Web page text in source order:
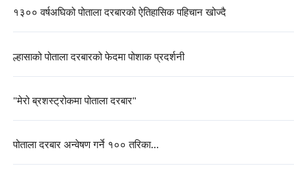
१३०० वर्षअघिको पोताला दरबारको ऐतिहासिक पहिचान खोज्दै
ल्हासाको पोताला दरबारको फेदमा पोशाक प्रदर्शनी
"मेरो ब्रशस्ट्रोकमा पोताला दरबार"
पोताला दरबार अन्वेषण गर्ने १०० तरिका…